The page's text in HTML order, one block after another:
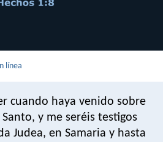
línea
cuando haya venido sobre
y me seréis testigos
Judea, en Samaria y hasta